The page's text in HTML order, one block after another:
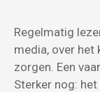
Regelmatig
media, over het
zorgen. Een
Sterker nog: